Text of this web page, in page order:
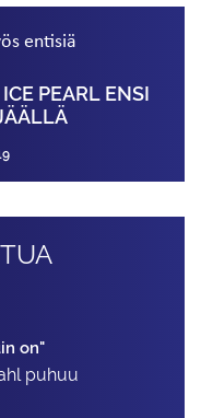
entisiä
PEARL ENSI
on"
puhuu